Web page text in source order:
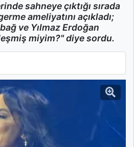
sahneye çıktığı sırada
ameliyatını açıkladı;
ve Yılmaz Erdoğan
miyim?" diye sordu.
Yarım Yüz Germe Ameliyatını İtiraf Etti